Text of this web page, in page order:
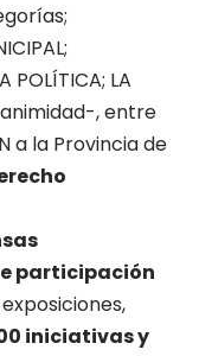
POLÍTICA; LA
, entre
a la Provincia de
participación
iniciativas y